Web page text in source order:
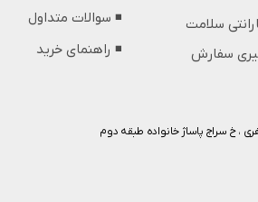
، خ سراج پاساژ خانواده طبقه دوم
◾️ سوالات متداول
◾️ راهنمای خرید
سلامت
سفارش